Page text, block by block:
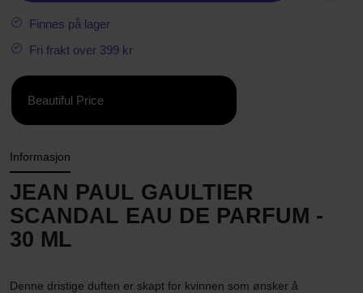
Finnes på lager
Fri frakt over 399 kr
Beautiful Price
Informasjon
JEAN PAUL GAULTIER
SCANDAL EAU DE PARFUM -
30 ML
Denne dristige duften er skapt for kvinnen som ønsker å